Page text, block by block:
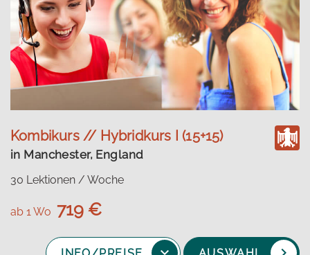
Kombikurs // Hybridkurs I (15+15)
in Manchester, England
30 Lektionen / Woche
ab 1 Wo 719 €